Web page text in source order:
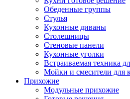
Обеденные группы
Стулья
Кухонные диваны
Столешницы
Стеновые панели
Кухонные уголки
Встраиваемая техника
Мойки и смесители для
Прихожие
Модульные прихожие